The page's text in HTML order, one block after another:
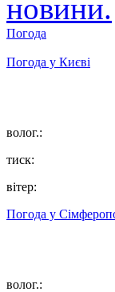
Погода
Погода у Києві
волог.:
тиск:
вітер:
Погода у
волог.: